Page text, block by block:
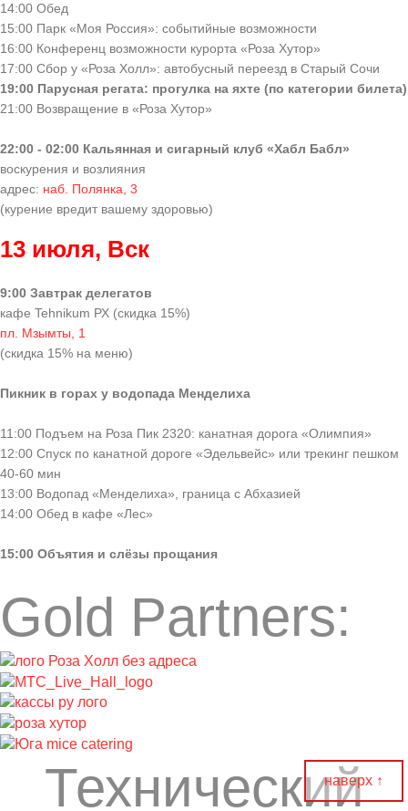
14:00 Обед
15:00 Парк «Моя Россия»: событийные возможности
16:00 Конференц возможности курорта «Роза Хутор»
17:00 Сбор у «Роза Холл»: автобусный переезд в Старый Сочи
19:00 Парусная регата: прогулка на яхте (по категории билета)
21:00 Возвращение в «Роза Хутор»
22:00 - 02:00 Кальянная и сигарный клуб «Хабл Бабл»
воскурения и возлияния
адрес: наб. Полянка, 3
(курение вредит вашему здоровью)
13 июля, Вск
9:00 Завтрак делегатов
кафе Tehnikum РХ (скидка 15%)
пл. Мзымты, 1
(скидка 15% на меню)
Пикник в горах у водопада Менделиха
11:00 Подъем на Роза Пик 2320: канатная дорога «Олимпия»
12:00 Спуск по канатной дороге «Эдельвейс» или трекинг пешком
40-60 мин
13:00 Водопад «Менделиха», граница с Абхазией
14:00 Обед в кафе «Лес»
15:00 Объятия и слёзы прощания
Gold Partners:
Технический
наверх ↑